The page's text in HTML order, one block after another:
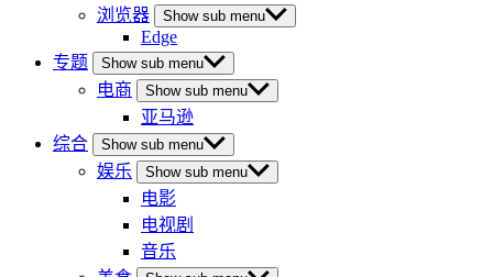
浏览器
Show sub menu
Edge
专题
Show sub menu
电商 Show sub menu
亚马逊
综合
Show sub menu
娱乐 Show sub menu
电影
电视剧
音乐